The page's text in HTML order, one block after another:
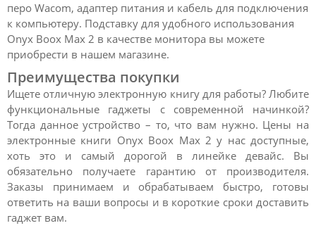
перо Wacom, адаптер питания и кабель для подключения
к компьютеру. Подставку для удобного использования
Onyx Boox Max 2 в качестве монитора вы можете
приобрести в нашем магазине.
Преимущества покупки
Ищете отличную электронную книгу для работы? Любите
функциональные гаджеты с современной начинкой?
Тогда данное устройство – то, что вам нужно. Цены на
электронные книги Onyx Boox Max 2 у нас доступные,
хоть это и самый дорогой в линейке девайс. Вы
обязательно получаете гарантию от производителя.
Заказы принимаем и обрабатываем быстро, готовы
ответить на ваши вопросы и в короткие сроки доставить
гаджет вам.